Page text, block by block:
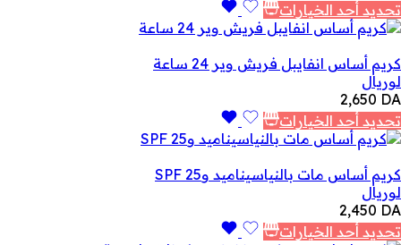
تحديد أحد الخيارات
كريم أساس انفايبل فريش وير 24 ساعة
لوريال
2,650 DA
تحديد أحد الخيارات
كريم أساس مات بالنياسيناميد وSPF 25
لوريال
2,450 DA
تحديد أحد الخيارات